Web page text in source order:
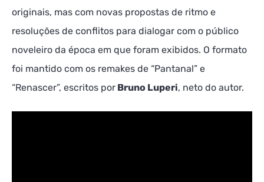
originais, mas com novas propostas de ritmo e
resoluções de conflitos para dialogar com o público
noveleiro da época em que foram exibidos. O formato
foi mantido com os remakes de “Pantanal” e
“Renascer”, escritos por Bruno Luperi, neto do autor.